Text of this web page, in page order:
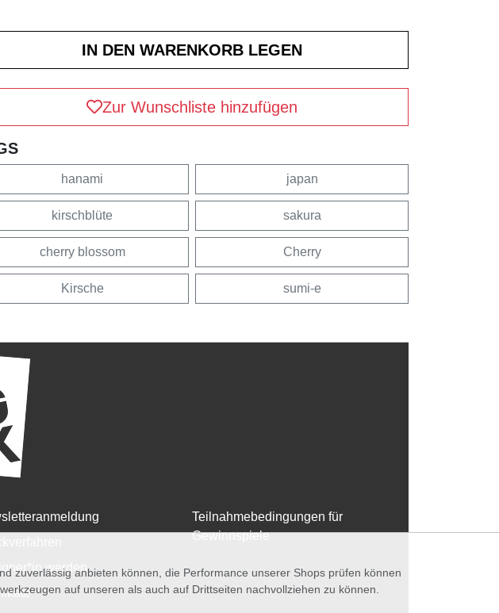
Zur Wunschliste hinzufügen
hanami japan
kirschblüte sakura
cherry blossom Cherry
Kirsche sumi-e
werden
Teilnahmebedingungen für
Gewinnspiele
zuverlässig anbieten können, die Performance unserer Shops prüfen können
auf unseren als auch auf Drittseiten nachvollziehen zu können.